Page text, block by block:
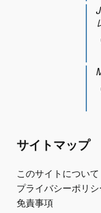
サイトマップ
このサイトについて
プライバシーポリシ
免責事項